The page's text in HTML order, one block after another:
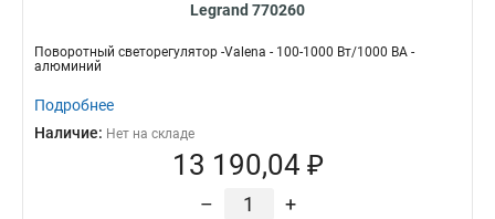
Legrand 770260
Поворотный светорегулятор -Valena - 100-1000 Вт/1000 ВА -
алюминий
Подробнее
Наличие: Нет на складе
13 190,04 ₽
– +